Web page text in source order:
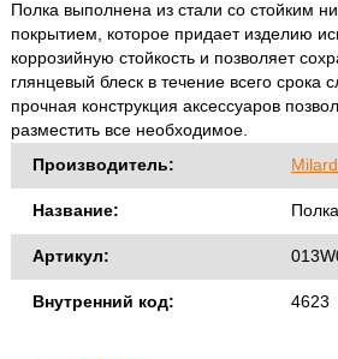
Полка выполнена из стали со стойким
покрытием, которое придает изделию
коррозийную стойкость и позволяет
глянцевый блеск в течение всего срока
прочная конструкция аксессуаров
разместить все необходимое.
Производитель:
Название: Полка
Артикул:
Внутренний код: 4623